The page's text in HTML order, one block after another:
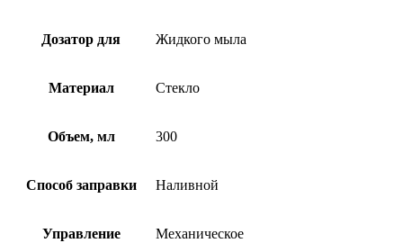
Дозатор для Жидкого мыла
Материал Стекло
Объем, мл 300
Способ заправки Наливной
Управление Механическое